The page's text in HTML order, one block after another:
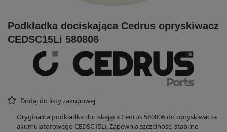
Podkładka dociskająca Cedrus opryskiwacz
CEDSC15Li 580806
Dodaj do listy zakupowej
Oryginalna podkładka dociskająca Cedrus 580806 do opryskiwacza
akumulatorowego CEDSC15Li. Zapewnia szczelność, stabilne